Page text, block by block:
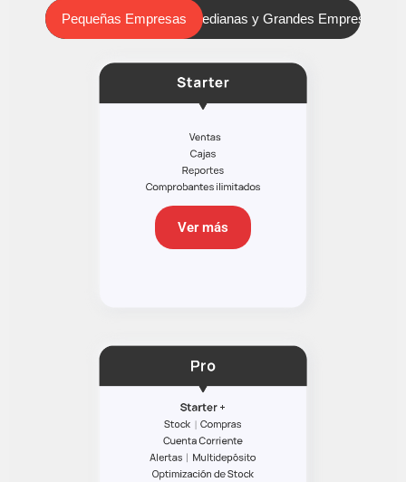
Pequeñas Empresas
Pequeñas Empresas Medianas y Grandes Empresas
Ver más